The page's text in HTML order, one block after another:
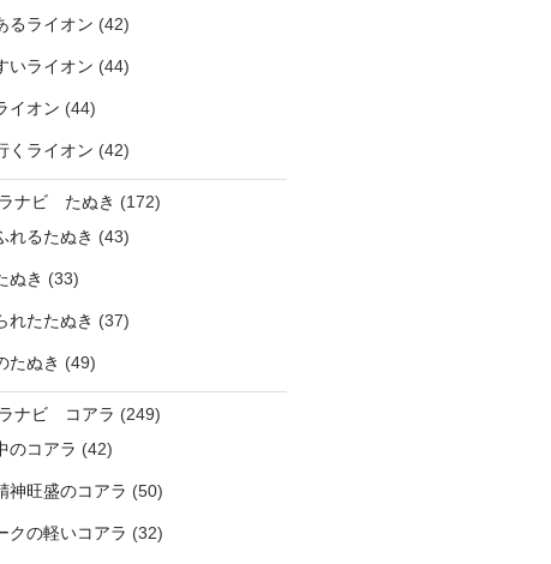
るライオン (42)
いライオン (44)
イオン (44)
くライオン (42)
ナビ たぬき (172)
れるたぬき (43)
ぬき (33)
れたたぬき (37)
たぬき (49)
ナビ コアラ (249)
のコアラ (42)
神旺盛のコアラ (50)
クの軽いコアラ (32)